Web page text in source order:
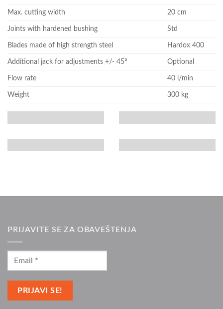
Max. cutting width 20 cm
Joints with hardened bushing Std
Blades made of high strength steel Hardox 400
Additional jack for adjustments +/- 45° Optional
Flow rate 40 l/min
Weight 300 kg
PRIJAVITE SE ZA OBAVEŠTENJA